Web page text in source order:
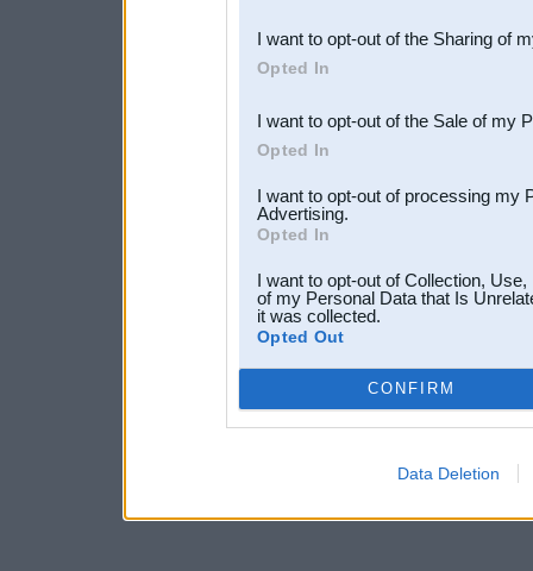
Downstream Participants
third parties.
I want to opt-out of the Sharing of
Opted In
I want to opt-out of the Sale of my
Opted In
I want to opt-out of processing my
Advertising.
Opted In
I want to opt-out of Collection,
of my Personal Data that Is
it was collected.
Opted Out
CONFIRM
Data Deletion